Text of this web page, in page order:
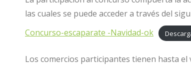
las cuales se puede acceder a través del
Concurso-escaparate -Navidad-ok
Los comercios participantes tienen hasta el